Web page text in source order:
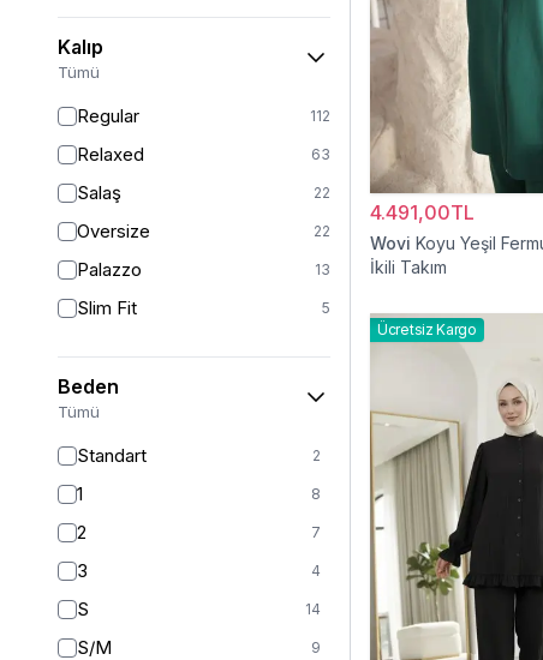
Kalıp
Tümü
Regular 112
Relaxed 63
Salaş 22
Oversize 22
Palazzo 13
Slim Fit 5
Beden
Tümü
Standart 2
1 8
2 7
3 4
S 14
S/M 9
4.491,00TL
Wovi Koyu Yeşil
İkili Takım
Ücretsiz Kargo